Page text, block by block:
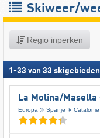
Skiweer/
Regio inperken
1 -33 van 33 skigebieden
La Molina/​Masella
Europa Spanje Catalonië